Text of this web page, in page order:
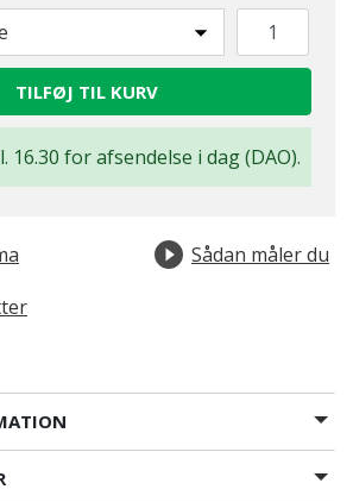
TILFØJ TIL KURV
16.30 for afsendelse i dag (DAO).
Sådan måler du